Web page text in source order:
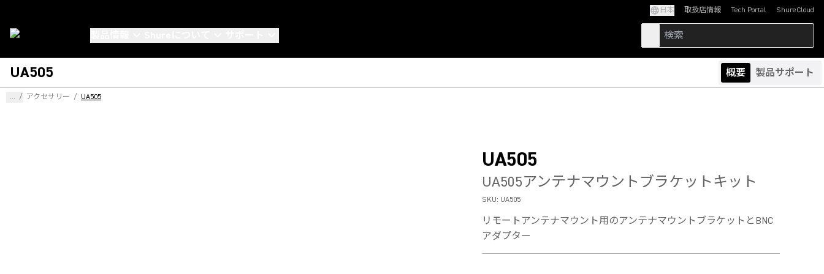
日本 取扱店情報 Tech Portal
(Opens in a new tab)ShureCloud
(Opens in a new
UA505 概要 製品サポート
... / アクセサリー / UA505
UA505
UA505アンテナマウントブラケットキット
SKU: UA505
リモートアンテナマウント用のアンテナマウントブラケットとBNC
アダプター